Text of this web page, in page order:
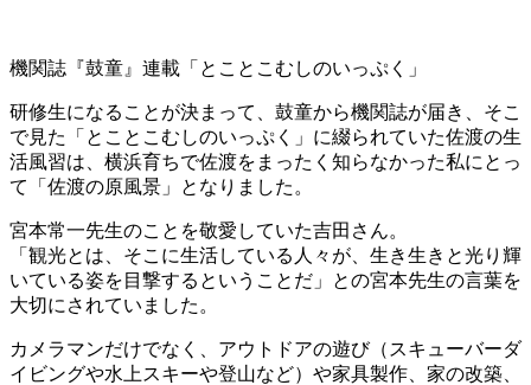
機関誌『鼓童』連載「とことこむしのいっぷく」
研修生になることが決まって、鼓童から機関誌が届き、そこ
で見た「とことこむしのいっぷく」に綴られていた佐渡の生
活風習は、横浜育ちで佐渡をまったく知らなかった私にとっ
て「佐渡の原風景」となりました。
宮本常一先生のことを敬愛していた吉田さん。
「観光とは、そこに生活している人々が、生き生きと光り輝
いている姿を目撃するということだ」との宮本先生の言葉を
大切にされていました。
カメラマンだけでなく、アウトドアの遊び（スキューバーダ
イビングや水上スキーや登山など）や家具製作、家の改築、